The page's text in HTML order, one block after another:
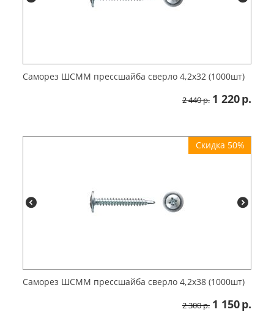
Саморез ШСММ прессшайба сверло 4,2х32 (1000шт)
2 440р. 1 220р.
Скидка 50%
Саморез ШСММ прессшайба сверло 4,2х38 (1000шт)
2 300р. 1 150р.